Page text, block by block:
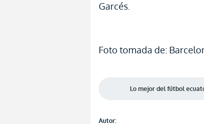
Garcés.
Foto tomada de:
Lo mejor del fútbol
Autor: